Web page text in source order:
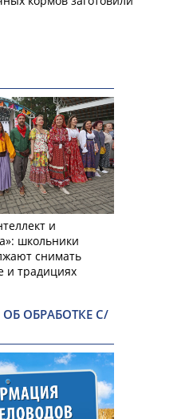
и
школьники
снимать
и традициях
ОБРАБОТКЕ С/